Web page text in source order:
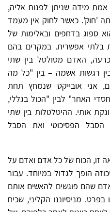
מידה שניתן לפנות אליה,
'חוק'. כאשר לחוק אין מעמד
ספוג בדחפים ובאלימות של
בלתי אפשרית. במקרים בהם
האדם מטולטל בין שתי
רגשות אשמה – בין "כל מה
אני אובייקט שנמחץ תחת
האחר" לבין "הכול בגללי,
אותי. ההיטלטלות בין שתי
הפסיכוטי ואת הסבל
זו, הכוח של כל אדם ואדם על
הופך לגדול במיוחד. עבור
שהם פוגשים להאשים אותם
מניסיוננו הקליני, שכיח